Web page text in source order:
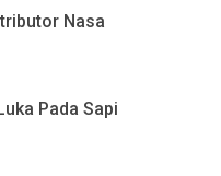
Nasa
Pada Sapi